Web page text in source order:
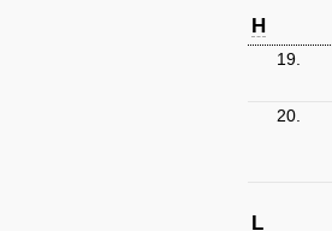
H
19.
20.
L